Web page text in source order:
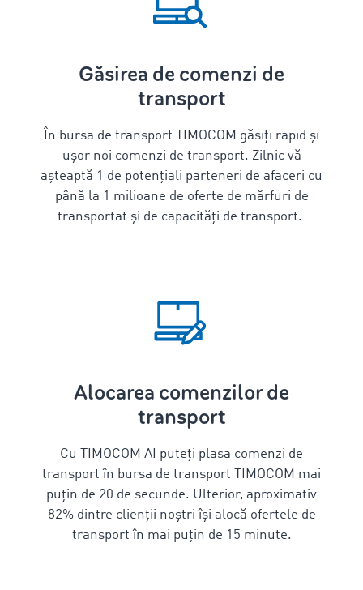
Găsirea de comenzi de
transport
În bursa de transport TIMOCOM găsiți rapid și
ușor noi comenzi de transport. Zilnic vă
așteaptă 1 de potențiali parteneri de afaceri cu
până la 1 milioane de oferte de mărfuri de
transportat și de capacități de transport.
Alocarea comenzilor de
transport
Cu TIMOCOM AI puteți plasa comenzi de
transport în bursa de transport TIMOCOM mai
puțin de 20 de secunde. Ulterior, aproximativ
82% dintre clienții noștri își alocă ofertele de
transport în mai puțin de 15 minute.